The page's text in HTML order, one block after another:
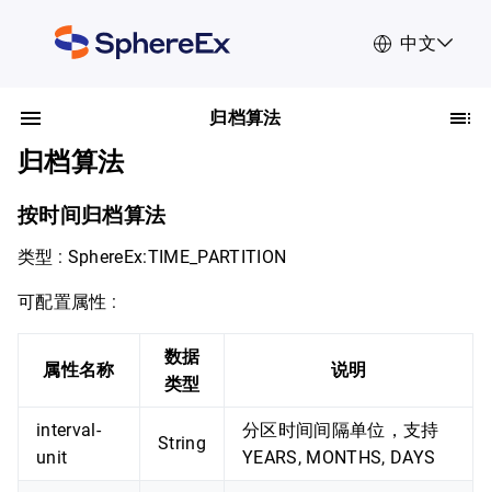
中文
归档算法
归档算法
按时间归档算法
类型 : SphereEx:TIME_PARTITION
可配置属性 :
属性名称
数据
类型
说明
interval-
unit
String
分区时间间隔单位，支持
YEARS, MONTHS, DAYS